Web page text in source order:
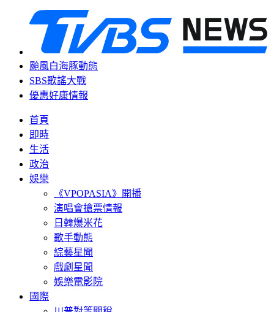
颱風白海豚動態
SBS歌謠大戰
優惠好康情報
首頁
即時
生活
政治
娛樂
《VPOPASIA》開播
演唱會搶票情報
日韓爆米花
歌手動態
綜藝星聞
戲劇星聞
娛樂電影院
國際